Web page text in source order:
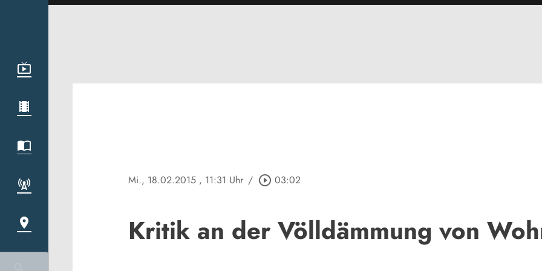
Mi., 18.02.2015 , 11:31 Uhr / play_circle_outline 03:02
Kritik an der Völldämmung von